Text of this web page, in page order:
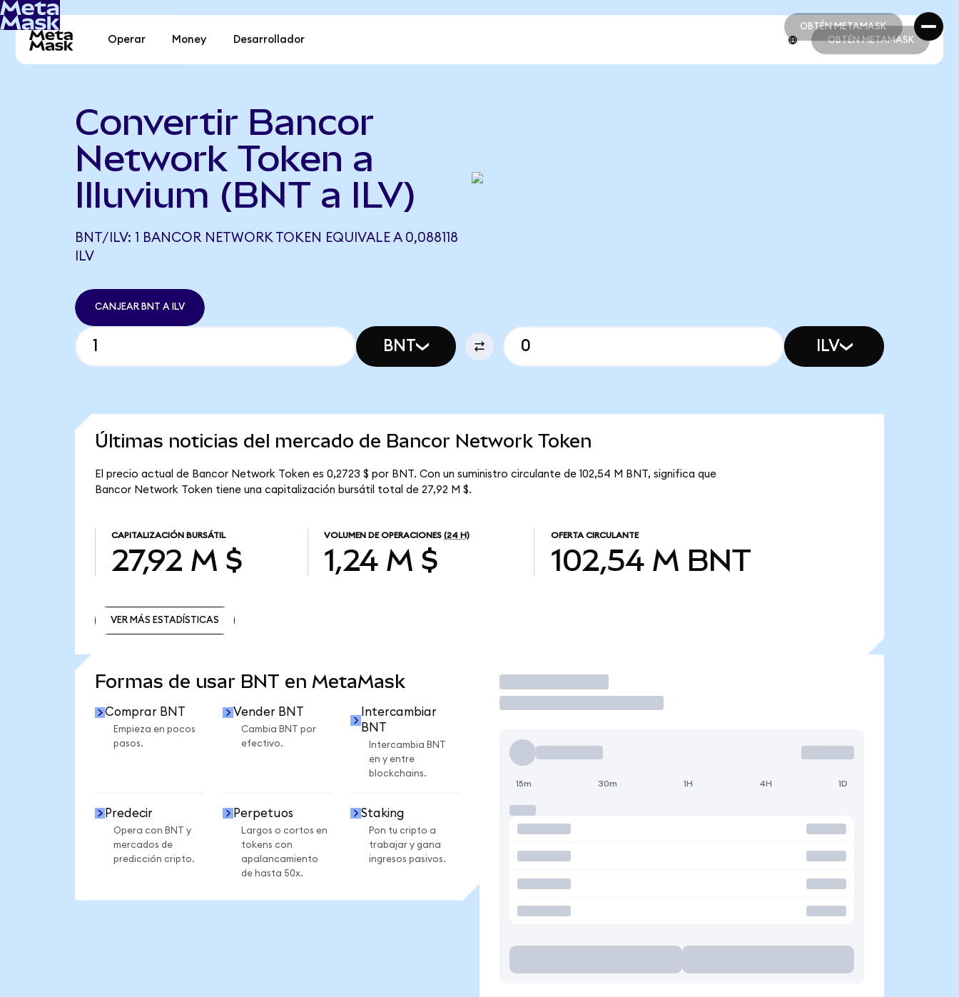
OBTÉN METAMASK
OBTÉN METAMASK
Operar Money Desarrollador OBTÉN METAMASK
Convertir Bancor
Network Token a
Illuvium (BNT a ILV)
BNT/ILV: 1 BANCOR NETWORK TOKEN EQUIVALE A 0,088118
ILV
CANJEAR BNT A ILV
BNT ILV
Últimas noticias del mercado de Bancor Network Token
El precio actual de Bancor Network Token es 0,2723 $ por BNT. Con un suministro circulante de 102,54 M BNT, significa que
Bancor Network Token tiene una capitalización bursátil total de 27,92 M $.
CAPITALIZACIÓN BURSÁTIL
27,92 M $
VOLUMEN DE OPERACIONES (24 H)
1,24 M $
OFERTA CIRCULANTE
102,54 M BNT
VER MÁS ESTADÍSTICAS
Formas de usar BNT en MetaMask
Comprar BNT
Empieza en pocos
pasos.
Vender BNT
Cambia BNT por
efectivo.
Intercambiar
BNT
Intercambia BNT
en y entre
blockchains.
Predecir
Opera con BNT y
mercados de
predicción cripto.
Perpetuos
Largos o cortos en
tokens con
apalancamiento
de hasta 50x.
Staking
Pon tu cripto a
trabajar y gana
ingresos pasivos.
Operar
15m 30m 1H 4H 1D